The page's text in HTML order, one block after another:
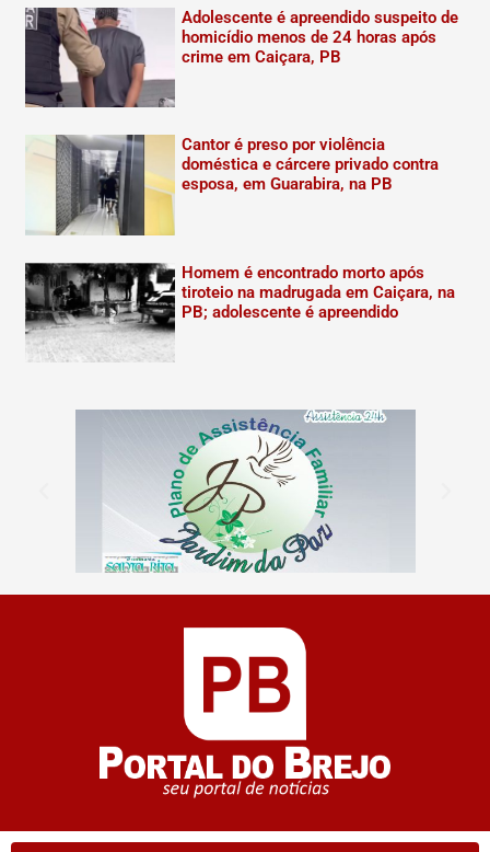
Adolescente é apreendido suspeito de
homicídio menos de 24 horas após
crime em Caiçara, PB
Cantor é preso por violência
doméstica e cárcere privado contra
esposa, em Guarabira, na PB
Homem é encontrado morto após
tiroteio na madrugada em Caiçara, na
PB; adolescente é apreendido